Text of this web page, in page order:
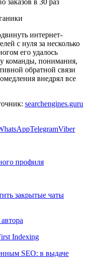
интернет-
с нуля за несколько
его удалось
команды, понимания,
обратной связи
внедрял все
searchengines.guru
TelegramViber
профиля
закрытые чаты
Indexing
SEO: в выдаче